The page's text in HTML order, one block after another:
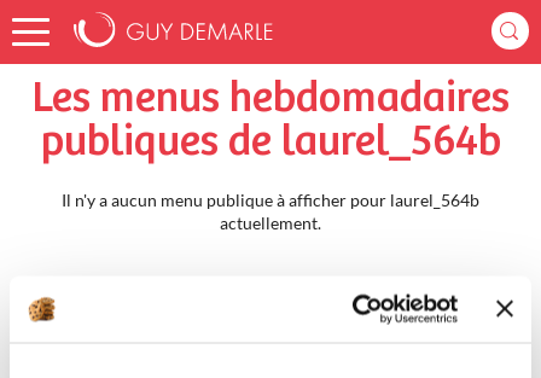
Accueil laurel_564b Menus Hebdomadaires
Les menus hebdomadaires
publiques de laurel_564b
Il n'y a aucun menu publique à afficher pour laurel_564b
actuellement.